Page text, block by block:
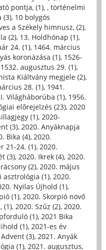
pontja, (1), , történelmi
(3), 10 bolygós
a Székely himnusz, (2),
(2), 13. Holdhónap (1),
24. (1), 1464. március
koronázása (1), 1526-
1532. augusztus 29. (1),
Kiáltvány megjele (2),
28. (1), 1941.
Világháborúba (1), 1956.
előrejelzés (23), 2020
(1), 2020-
(3), 2020. Anyáknapja
Bika (4), 2020.
21-24. (1), 2020.
(3), 2020. Ikrek (4), 2020.
(2), 2020. május
asztrológia (1), 2020.
Nyilas Újhold (1),
(1), 2020. Skorpió növő
(1), 2020. Szűz (2), 2020.
(1), 2021 Bika
(1), 2021-es év
(3), 2021. Anyák
(1), 2021. augusztus,